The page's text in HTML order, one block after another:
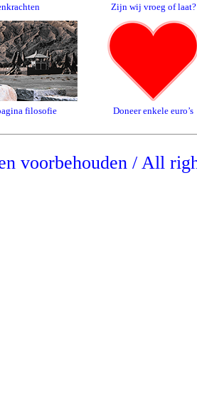
Zijn wij vroeg of laat?
filosofie Doneer enkele euro’s
voorbehouden / All